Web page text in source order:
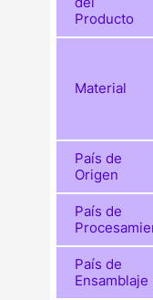
Producto
Material
País de
Origen
País de
País de
Ensamblaje